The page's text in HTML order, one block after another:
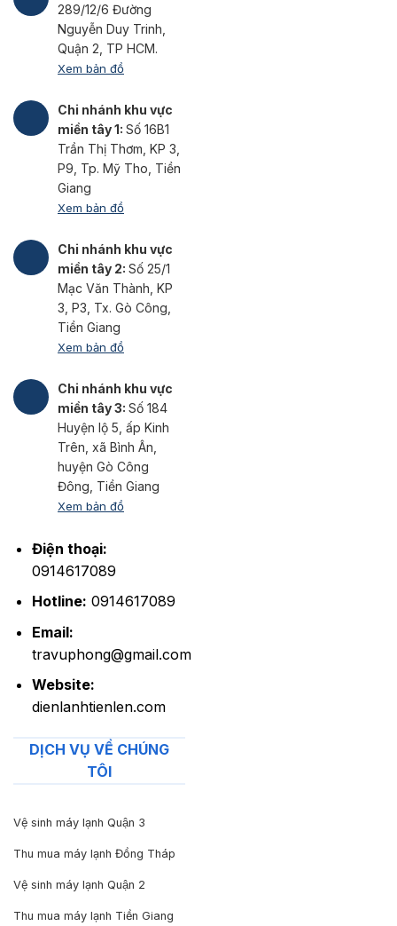
289/12/6 Đường
Nguyễn Duy Trinh,
Quận 2, TP HCM.
Xem bản đồ
Chi nhánh khu vực
miền tây 1: Số 16B1
Trần Thị Thơm, KP 3,
P9, Tp. Mỹ Tho, Tiền
Giang
Xem bản đồ
Chi nhánh khu vực
miền tây 2: Số 25/1
Mạc Văn Thành, KP
3, P3, Tx. Gò Công,
Tiền Giang
Xem bản đồ
Chi nhánh khu vực
miền tây 3: Số 184
Huyện lộ 5, ấp Kinh
Trên, xã Bình Ân,
huyện Gò Công
Đông, Tiền Giang
Xem bản đồ
Điện thoại:
0914617089
Hotline: 0914617089
Email:
travuphong@gmail.com
Website:
dienlanhtienlen.com
DỊCH VỤ VỀ CHÚNG
TÔI
Vệ sinh máy lạnh Quận 3
Thu mua máy lạnh Đồng Tháp
Vệ sinh máy lạnh Quận 2
Thu mua máy lạnh Tiền Giang